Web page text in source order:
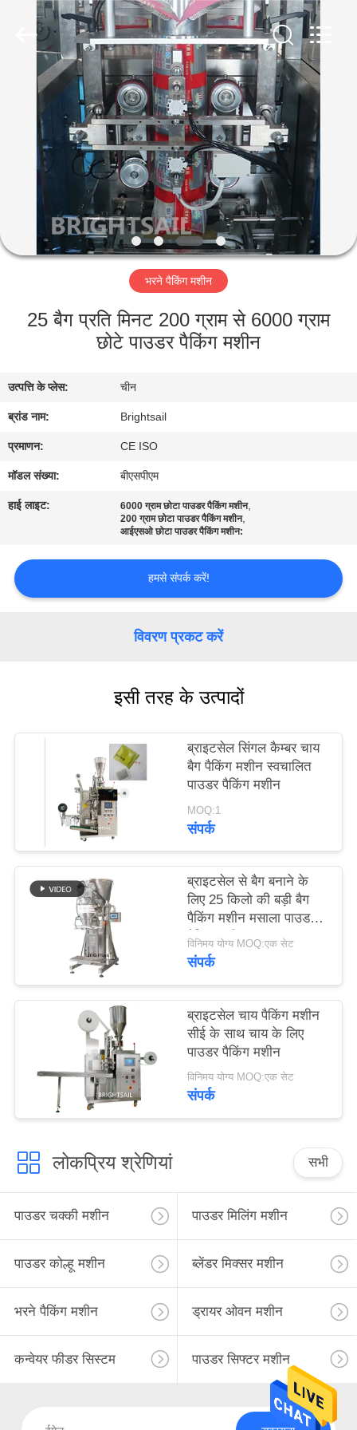
उत्पादों
हमारे
बारे
गुणवत्ता
नियंत्रण
संपर्क
समाचार
PRIVACY
Machinery
भरने पैकिंग मशीन
25 बैग प्रति मिनट 200 ग्राम से 6000 ग्राम
छोटे पाउडर पैकिंग मशीन
उत्पत्ति के प्लेस: चीन
ब्रांड नाम: Brightsail
प्रमाणन: CE ISO
मॉडल संख्या: बीएसपीएम
हाई लाइट: 6000 ग्राम छोटा पाउडर पैकिंग मशीन,
200 ग्राम छोटा पाउडर पैकिंग मशीन,
आईएसओ छोटा पाउडर पैकिंग मशीन:
हमसे संपर्क करें!
विवरण प्रकट करें
इसी तरह के उत्पादों
ब्राइटसेल सिंगल कैम्बर चाय
बैग पैकिंग मशीन स्वचालित
पाउडर पैकिंग मशीन
MOQ:1
संपर्क
ब्राइटसेल से बैग बनाने के
लिए 25 किलो की बड़ी बैग
पैकिंग मशीन मसाला पाउडर
पैकिंग मशीन
विनिमय योग्य MOQ:एक सेट
संपर्क
ब्राइटसेल चाय पैकिंग मशीन
सीई के साथ चाय के लिए
पाउडर पैकिंग मशीन
विनिमय योग्य MOQ:एक सेट
संपर्क
लोकप्रिय श्रेणियां सभी
पाउडर चक्की मशीन पाउडर मिलिंग मशीन
पाउडर कोल्हू मशीन ब्लेंडर मिक्सर मशीन
भरने पैकिंग मशीन ड्रायर ओवन मशीन
कन्वेयर फीडर सिस्टम पाउडर सिफ्टर मशीन